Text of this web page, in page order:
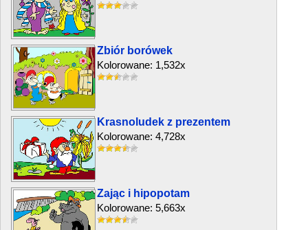
Zbiór borówek
Kolorowane: 1,532x
Krasnoludek z prezentem
Kolorowane: 4,728x
Zając i hipopotam
Kolorowane: 5,663x